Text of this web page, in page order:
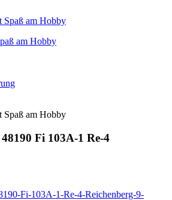
am Hobby
Fi 103A-1 Re-4